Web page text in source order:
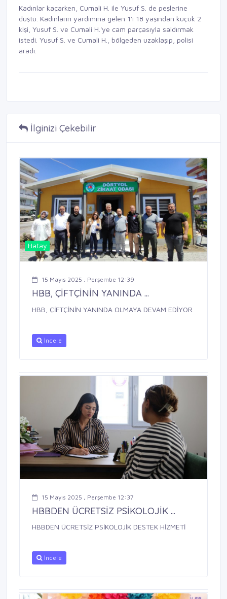
Kadınlar kaçarken, Cumali H. ile Yusuf S. de peşlerine
düştü. Kadınların yardımına gelen 1'i 18 yaşından küçük 2
kişi, Yusuf S. ve Cumali H.'ye cam parçasıyla saldırmak
istedi. Yusuf S. ve Cumali H., bölgeden uzaklaşıp, polisi
aradı.
İlginizi Çekebilir
Hatay
15 Mayıs 2025 , Perşembe 12:39
HBB, ÇİFTÇİNİN YANINDA ...
HBB, ÇİFTÇİNİN YANINDA OLMAYA DEVAM EDİYOR
İncele
15 Mayıs 2025 , Perşembe 12:37
HBBDEN ÜCRETSİZ PSİKOLOJİK ...
HBBDEN ÜCRETSİZ PSİKOLOJİK DESTEK HİZMETİ
İncele